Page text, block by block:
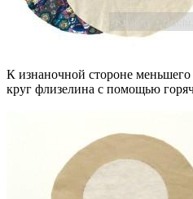
К изнаночной стороне
круг флизелина с помощью